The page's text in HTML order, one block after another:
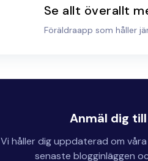
Se allt överallt
Föräldraapp som håller
Anmäl dig
Vi håller dig uppdaterad om
senaste blogginläggen